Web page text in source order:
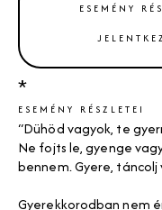
ESEMÉNY
*
ESEMÉNY RÉSZLETEI
“Dühöd vagyok, te
Ne fojts le, gyenge
bennem. Gyere,
Gyerekkorodban nem